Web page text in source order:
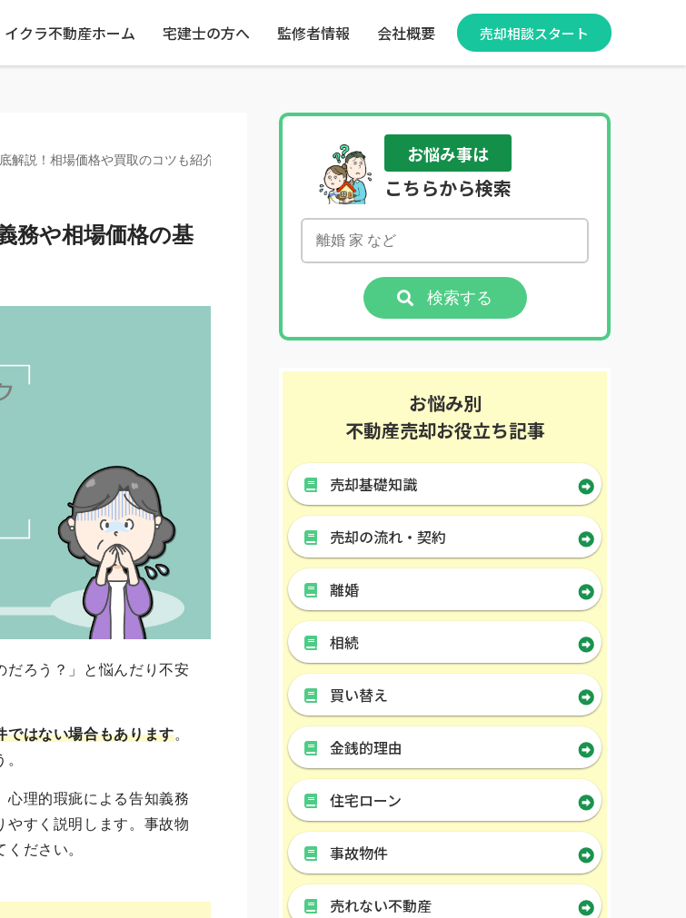
イクラ不動産ホーム 宅建士の方へ 監修者情報 会社概要 売却相談スタート
解説！相場価格や買取のコツも紹介
務や相場価格の基
だろう？」と悩んだり不安
ではない場合もあります。
心理的瑕疵による告知義務
やすく説明します。事故物
ださい。
お悩み事は
こちらから検索
検索する
お悩み別
不動産売却お役立ち記事
売却基礎知識
売却の流れ・契約
離婚
相続
買い替え
金銭的理由
住宅ローン
事故物件
売れない不動産